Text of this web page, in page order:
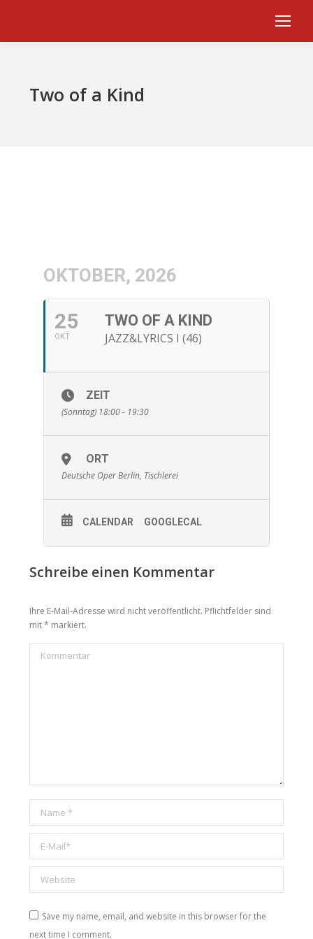
Two of a Kind
OKTOBER, 2026
25
OKT
TWO OF A KIND
JAZZ&LYRICS I (46)
ZEIT
(Sonntag) 18:00 - 19:30
ORT
Deutsche Oper Berlin, Tischlerei
CALENDAR GOOGLECAL
Schreibe einen Kommentar
Ihre E-Mail-Adresse wird nicht veröffentlicht. Pflichtfelder sind
mit* markiert.
Kommentar
Name *
E-Mail *
Website
Save my name, email, and website in this browser for the
next time I comment.